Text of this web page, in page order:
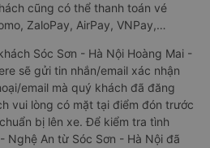
cũng có thể thanh toán vé
ZaloPay, AirPay, VNPay,…
Sóc Sơn - Hà Nội Hoàng Mai -
sẽ gửi tin nhắn/email xác nhận
email mà quý khách đã đăng
vui lòng có mặt tại điểm đón trước
bị lên xe. Để kiểm tra tình
Nghệ An từ Sóc Sơn - Hà Nội đã